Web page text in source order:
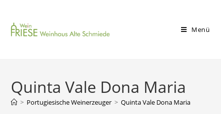
Menü
Quinta Vale Dona Maria
> Portugiesische Weinerzeuger > Quinta Vale Dona Maria